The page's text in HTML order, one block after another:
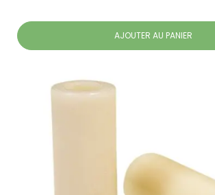
AJOUTER AU PANIER